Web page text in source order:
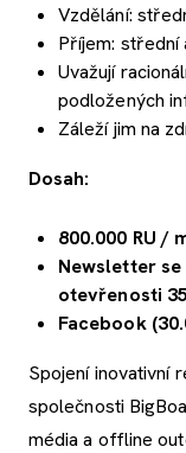
Vzdělání:
Příjem: střední
Uvažují
podložených
Záleží jim na
Dosah:
800.000 RU /
Newsletter
otevřenosti
Facebook
Spojení inovativní
společnosti
média a offline